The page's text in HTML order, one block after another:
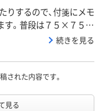
りするので、付箋にメモ
す。普段は７５×７５を
に書き込めるので、色々
続きを見る
された内容です。
見る